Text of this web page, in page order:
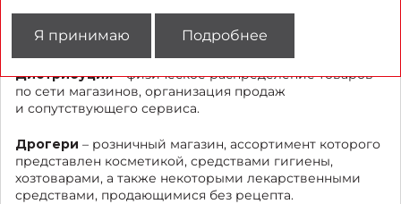
по ценам ниже среднерыночных.
Дистрибуция– физическое распределение товаров
по сети магазинов, организация продаж
и сопутствующего сервиса.
Дрогери – розничный магазин, ассортимент которого
представлен косметикой, средствами гигиены,
хозтоварами, а также некоторыми лекарственными
средствами, продающимися без рецепта.
Я принимаю Подробнее